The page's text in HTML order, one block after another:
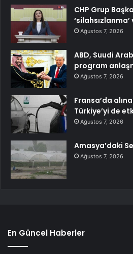
CHP Grup
Ağustos 7, 2026
ABD, Suudi
program
Ağustos 7, 2026
Fransa’da
Türkiye’yi de
Ağustos 7, 2026
Amasya’daki
Ağustos 7, 2026
En Güncel Haberler